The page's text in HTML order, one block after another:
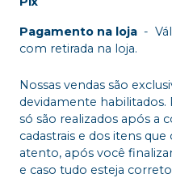
Pagamento na loja -
com retirada na loja.
Nossas vendas são
devidamente
só são realizados após a
cadastrais e dos itens
atento, após você
e caso tudo esteja